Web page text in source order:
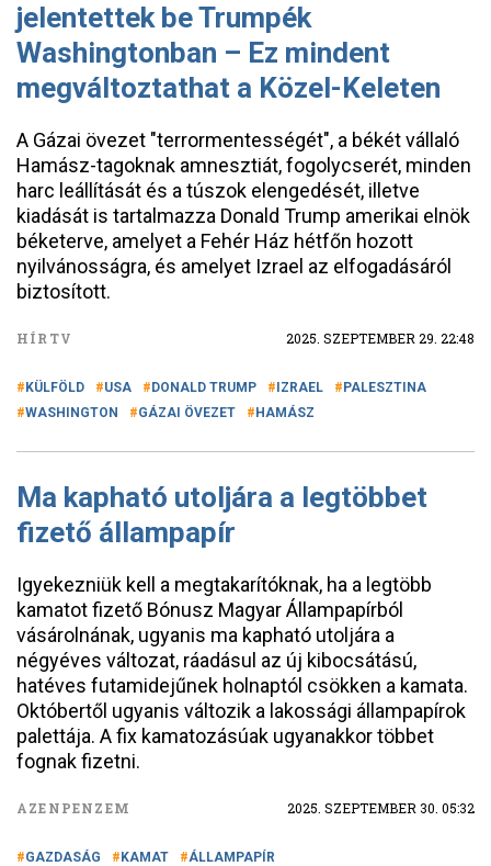
jelentettek be Trumpék
Washingtonban – Ez mindent
megváltoztathat a Közel-Keleten
A Gázai övezet "terrormentességét", a békét vállaló
Hamász-tagoknak amnesztiát, fogolycserét, minden
harc leállítását és a túszok elengedését, illetve
kiadását is tartalmazza Donald Trump amerikai elnök
béketerve, amelyet a Fehér Ház hétfőn hozott
nyilvánosságra, és amelyet Izrael az elfogadásáról
biztosított.
HÍRTV 2025. SZEPTEMBER 29. 22:48
KÜLFÖLD USA DONALD TRUMP IZRAEL
PALESZTINA
WASHINGTON
GÁZAI ÖVEZET HAMÁSZ
Ma kapható utoljára a legtöbbet
fizető állampapír
Igyekezniük kell a megtakarítóknak, ha a legtöbb
kamatot fizető Bónusz Magyar Állampapírból
vásárolnának, ugyanis ma kapható utoljára a
négyéves változat, ráadásul az új kibocsátású,
hatéves futamidejűnek holnaptól csökken a kamata.
Októbertől ugyanis változik a lakossági állampapírok
palettája. A fix kamatozásúak ugyanakkor többet
fognak fizetni.
AZENPENZEM 2025. SZEPTEMBER 30. 05:32
GAZDASÁG KAMAT ÁLLAMPAPÍR